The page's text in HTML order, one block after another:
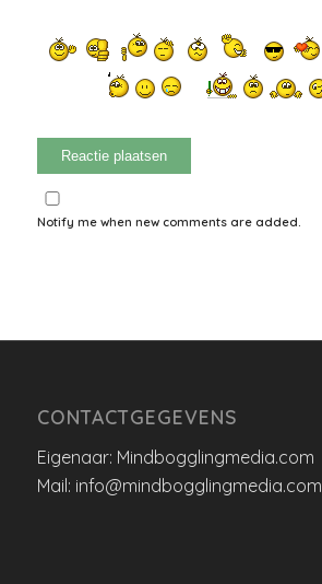
Notify me when new comments are added.
CONTACTGEGEVENS
Eigenaar: Mindbogglingmedia.com
Mail: info@mindbogglingmedia.com